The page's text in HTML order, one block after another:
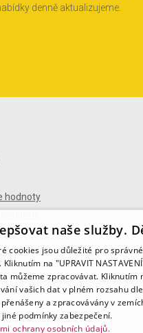
denně aktualizujeme.
hodnoty
naše služby.
cookies jsou důležité pro správné
na "UPRAVIT
můžeme zpracovávat. Kliknutím
vašich dat v plném rozsahu dle
a zpracovávány v
podmínky zabezpečení.
ochrany osobních údajů.